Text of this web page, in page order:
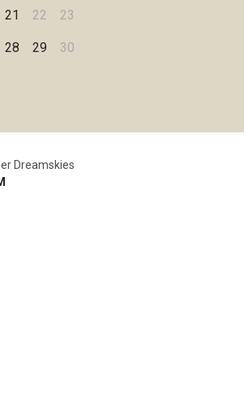
21 22 23
28 29
30
Dreamskies